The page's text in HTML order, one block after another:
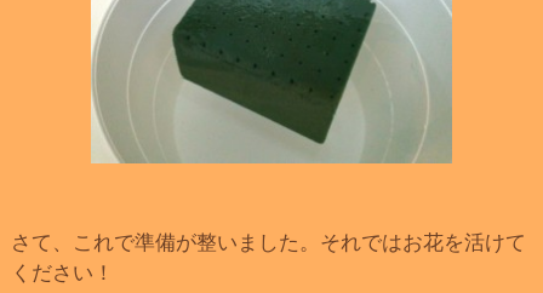
さて、これで準備が整いました。それではお花を活けて
ください！